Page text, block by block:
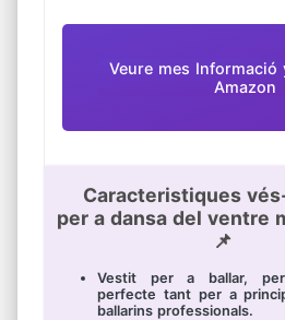
Veure mes Informació
Amazon
Caracteristiques
per a dansa del ventre
📌
Vestit per a ballar,
perfecte tant per a
ballarins professionals.